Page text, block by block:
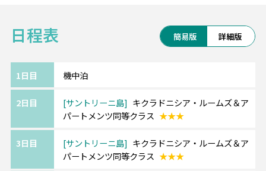
世界遺産のパルテノン神殿をはじめ数々の遺
跡を見ることができます。
夜のアテネも魅力。
《ご利用ホテルについて》
ホテルは価額重視のクラスとなります。
へのグレードアップや
ホテルアレンジも可能です。
日程表 簡易版 詳細版
1日目 機中泊
2日目 サントリーニ島
キクラドニシア・ルームズ＆ア
パートメンツ同等クラス ★★★
3日目 サントリーニ島
キクラドニシア・ルームズ＆ア
パートメンツ同等クラス ★★★